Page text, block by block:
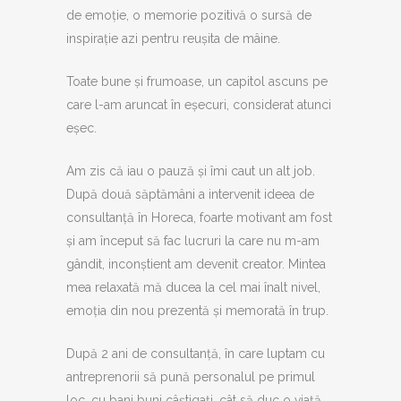
de emoție, o memorie pozitivă o sursă de
inspirație azi pentru reușita de mâine.
Toate bune și frumoase, un capitol ascuns pe
care l-am aruncat în eșecuri, considerat atunci
eșec.
Am zis că iau o pauză și îmi caut un alt job.
După două săptămâni a intervenit ideea de
consultanță în Horeca, foarte motivant am fost
și am început să fac lucruri la care nu m-am
gândit, inconștient am devenit creator. Mintea
mea relaxată mă ducea la cel mai înalt nivel,
emoția din nou prezentă și memorată în trup.
După 2 ani de consultanță, în care luptam cu
antreprenorii să pună personalul pe primul